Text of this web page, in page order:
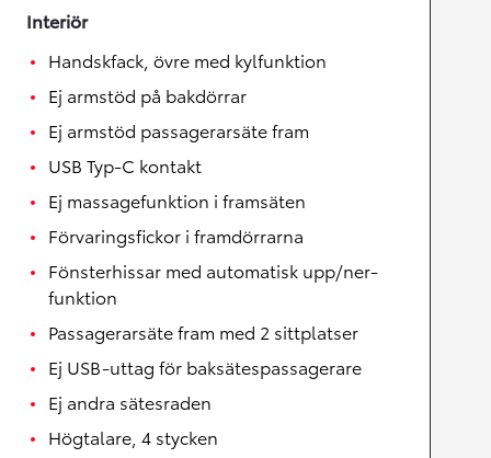
Interiör
Handskfack, övre med kylfunktion
Ej armstöd på bakdörrar
Ej armstöd passagerarsäte fram
USB Typ-C kontakt
Ej massagefunktion i framsäten
Förvaringsfickor i framdörrarna
Fönsterhissar med automatisk upp/ner-
funktion
Passagerarsäte fram med 2 sittplatser
Ej USB-uttag för baksätespassagerare
Ej andra sätesraden
Högtalare, 4 stycken